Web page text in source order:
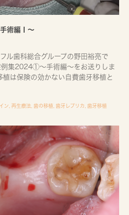
術編Ⅰ〜
ル歯科総合グループの野田裕亮で
集2024①～手術編～をお送りしま
は保険の効かない自費歯牙移植と
ン 再生療法 歯の移植 歯牙レプリカ 歯牙移植